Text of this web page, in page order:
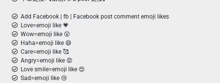
Add Facebook | fb | Facebook post comment emoji likes
Love=emoji like 💗
Wow=emoji like 😲
Haha=emoji like 😄
Care=emoji like 🥰
Angry=emoji like 😡
Love smile=emoji like 😍
Sad=emoji like 😢